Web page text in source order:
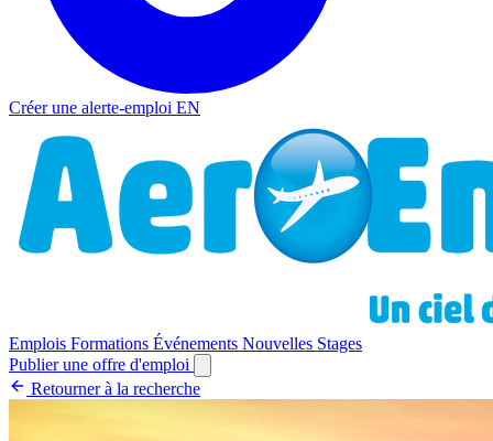
Créer une alerte-emploi EN
Emplois Formations Événements Nouvelles Stages
Publier une offre d'emploi
Retourner à la recherche